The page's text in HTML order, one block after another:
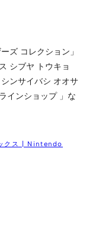
ズ コレクション」
シブヤ トウキョ
ンサイバシ オオサ
インショップ 」な
クス | Nintendo